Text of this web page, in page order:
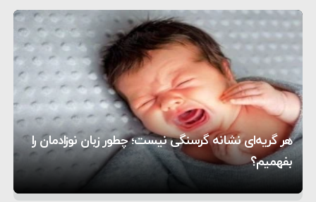
دیوانگی آمریکا داریم
ترامپ دستور حملات جدید علیه ایران را صادر کرد
۵:۴۵
سپاه: دو نفتکش متخلف مورد اصابت قرار گرفته و
متوقف شدند
۱۲:۵۹
ترامپ مدعی توافق تاریخی برای خلع سلاح کامل
حماس شد
۸:۵۷
اعتراض عراقچی به همتای بلغارستانی به دلیل کمک
به آمریکا در حملات به ایران
۱۶:۱۹
کشورهایی که به متجاوزان کمک می کنند پاسخ
سختی خواهند گرفت
۱۰:۱۵
سنتکام پایان تجاوز جدید به ایران را اعلام کرد
۶:۰۵
هر گریه‌ای نشانه گرسنگی نیست؛ چطور زبان نوزادمان را
بفهمیم؟
تغذیه پدر می‌تواند بر سلامت نوزاد تأثیر بگذارد
روی دیگر زندگی